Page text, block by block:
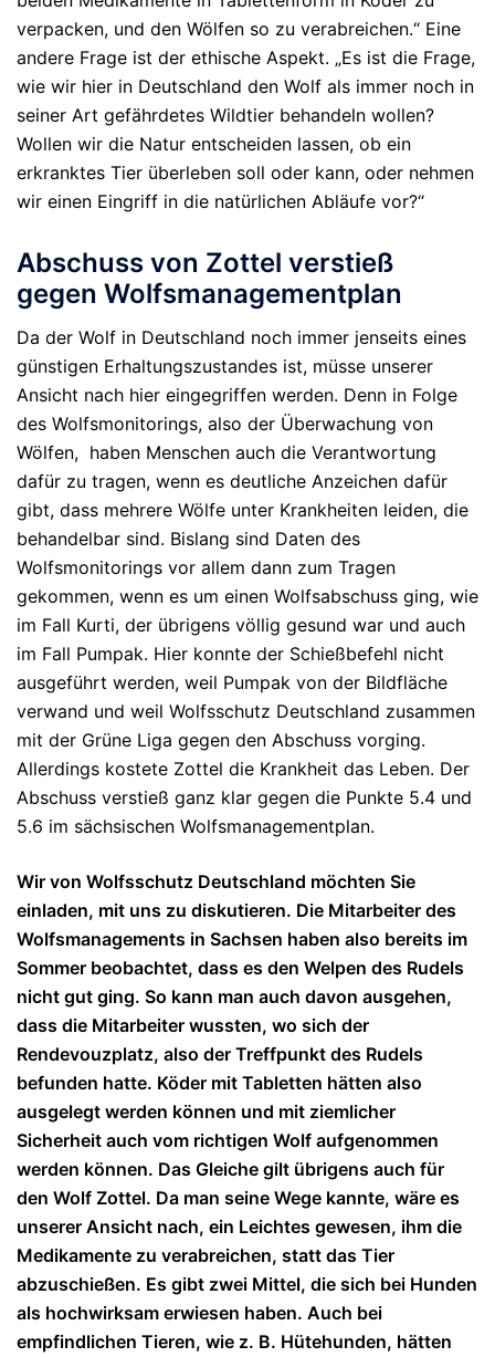
verpacken, und den Wölfen so zu verabreichen.“ Eine
andere Frage ist der ethische Aspekt. „Es ist die Frage,
wie wir hier in Deutschland den Wolf als immer noch in
seiner Art gefährdetes Wildtier behandeln wollen?
Wollen wir die Natur entscheiden lassen, ob ein
erkranktes Tier überleben soll oder kann, oder nehmen
wir einen Eingriff in die natürlichen Abläufe vor?“
Abschuss von Zottel verstieß
gegen Wolfsmanagementplan
Da der Wolf in Deutschland noch immer jenseits eines
günstigen Erhaltungszustandes ist, müsse unserer
Ansicht nach hier eingegriffen werden. Denn in Folge
des Wolfsmonitorings, also der Überwachung von
Wölfen, haben Menschen auch die Verantwortung
dafür zu tragen, wenn es deutliche Anzeichen dafür
gibt, dass mehrere Wölfe unter Krankheiten leiden, die
behandelbar sind. Bislang sind Daten des
Wolfsmonitorings vor allem dann zum Tragen
gekommen, wenn es um einen Wolfsabschuss ging, wie
im Fall Kurti, der übrigens völlig gesund war und auch
im Fall Pumpak. Hier konnte der Schießbefehl nicht
ausgeführt werden, weil Pumpak von der Bildfläche
verwand und weil Wolfsschutz Deutschland zusammen
mit der Grüne Liga gegen den Abschuss vorging.
Allerdings kostete Zottel die Krankheit das Leben. Der
Abschuss verstieß ganz klar gegen die Punkte 5.4 und
5.6 im sächsischen Wolfsmanagementplan.
Wir von Wolfsschutz Deutschland möchten Sie
einladen, mit uns zu diskutieren. Die Mitarbeiter des
Wolfsmanagements in Sachsen haben also bereits im
Sommer beobachtet, dass es den Welpen des Rudels
nicht gut ging. So kann man auch davon ausgehen,
dass die Mitarbeiter wussten, wo sich der
Rendevouzplatz, also der Treffpunkt des Rudels
befunden hatte. Köder mit Tabletten hätten also
ausgelegt werden können und mit ziemlicher
Sicherheit auch vom richtigen Wolf aufgenommen
werden können. Das Gleiche gilt übrigens auch für
den Wolf Zottel. Da man seine Wege kannte, wäre es
unserer Ansicht nach, ein Leichtes gewesen, ihm die
Medikamente zu verabreichen, statt das Tier
abzuschießen. Es gibt zwei Mittel, die sich bei Hunden
als hochwirksam erwiesen haben. Auch bei
empfindlichen Tieren, wie z. B. Hütehunden, hätten